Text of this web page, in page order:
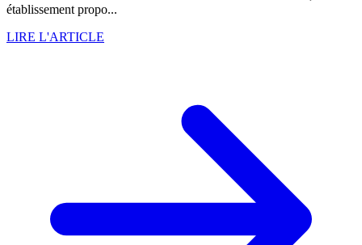
établissement propo...
LIRE L'ARTICLE